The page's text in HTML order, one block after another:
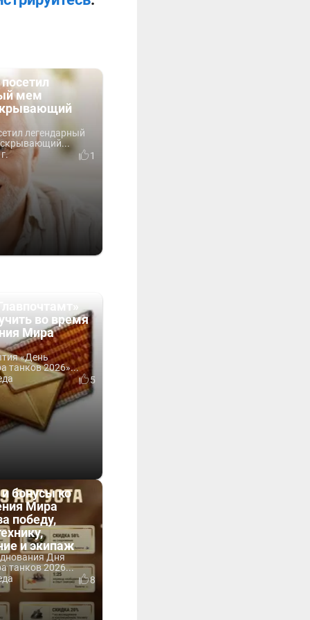
мем
легендарный
скрывающий...
1
во время
Мира
«День
танков 2026»...
5
бонусы ко
Мира
победу,
и экипаж
Дня
танков 2026...
8